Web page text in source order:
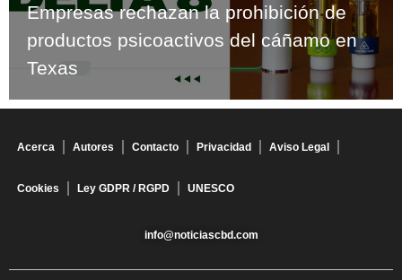
Empresas rechazan la prohibición de
productos psicoactivos del cáñamo en
Texas
Acerca Autores Contacto Privacidad Aviso Legal
Cookies Ley GDPR / RGPD UNESCO
info@noticiascbd.com